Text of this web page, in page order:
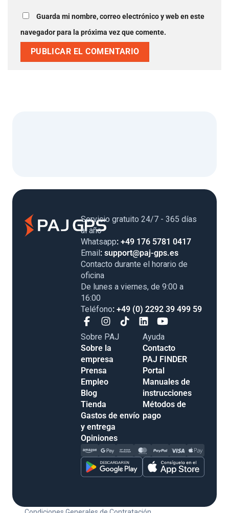
Guarda mi nombre, correo electrónico y web en este
navegador para la próxima vez que comente.
Servicio gratuito 24/7 - 365 días
al año
Whatsapp: +49 176 5781 0417
Email: support@paj-gps.es
Contacto durante el horario de
oficina
De lunes a viernes, de 9:00 a
16:00
Teléfono: +49 (0) 2292 39 499 59
Sobre PAJ
Sobre la
empresa
Prensa
Empleo
Blog
Tienda
Gastos de envío
y entrega
Opiniones
Ayuda
Contacto
PAJ FINDER
Portal
Manuales de
instrucciones
Métodos de
pago